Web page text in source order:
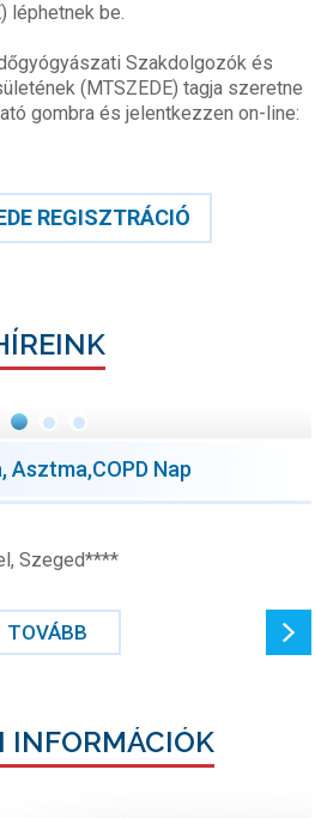
léphetnek be.
Szakdolgozók és
(MTSZEDE) tagja szeretne
gombra és jelentkezzen on-line:
REGISZTRÁCIÓ
Asztma,COPD Nap
Szeged****
TOVÁBB
INFORMÁCIÓK